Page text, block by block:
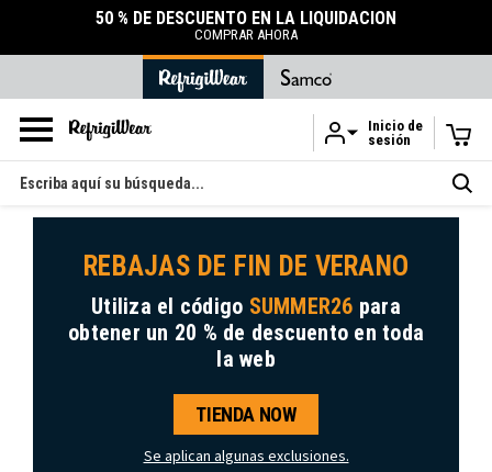
Ir al contenido principal
50 % DE DESCUENTO EN LA LIQUIDACIÓN
COMPRAR AHORA
Inicio de
sesión
Buscar
en
REBAJAS DE FIN DE VERANO
Utiliza el código SUMMER26 para
obtener un 20 % de descuento en toda
la web
TIENDA NOW
Se aplican algunas exclusiones.